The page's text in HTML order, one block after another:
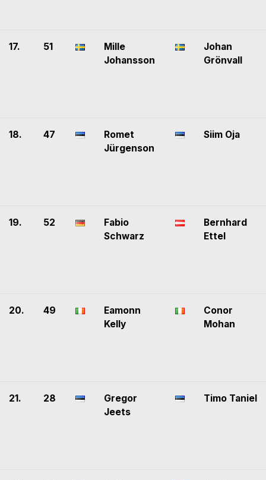
17. 51
Mille
Johansson
Johan
Grönvall
18. 47
Romet
Jürgenson
Siim Oja
19. 52
Fabio
Schwarz
Bernhard
Ettel
20. 49
Eamonn
Kelly
Conor
Mohan
21. 28
Gregor
Jeets
Timo Taniel